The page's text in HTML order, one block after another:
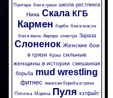
Пантера бои в грязи школа рестлинга
Ника Скала КГБ
Кармен барби бои в масле
бои в желе Аврора электра Зараза
Слоненок Женские бои
в грязи
Крэш сильные
женщины в истории смешанная
борьба mud wrestling
фитнес женская борьба в грязи
Пяточка Моряча Пуля кэтфайт